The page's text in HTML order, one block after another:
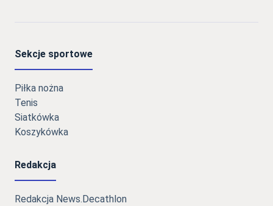
Sekcje sportowe
Piłka nożna
Tenis
Siatkówka
Koszykówka
Redakcja
Redakcja News.Decathlon